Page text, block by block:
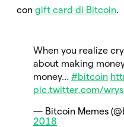
con gift card di Bitcoin.
When you realize
about making
money… #bitcoin
pic.twitter.com/
— Bitcoin Memes
2018